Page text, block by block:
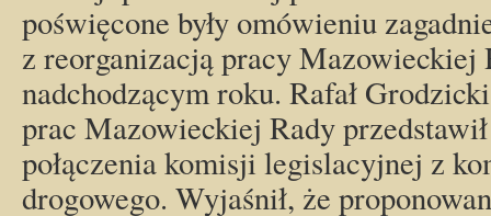
poświęcone były omówieniu
z reorganizacją pracy Mazowieckiej
nadchodzącym roku. Rafał
prac Mazowieckiej Rady
połączenia komisji legislacyjnej z
drogowego. Wyjaśnił, że